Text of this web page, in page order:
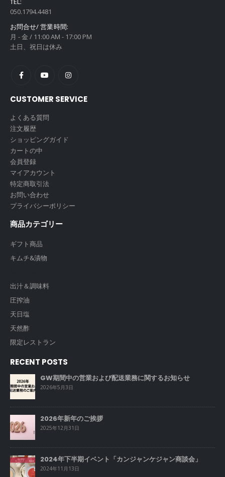
050.1794.4481
お問合せ/ 営業時間:
月 - 金 / 11:00 AM - 17:00 PM
土日、祝日は休み
CUSTOMER SERVICE
よくある質問
注文履歴
ショッピングガイド
カートの中
会員登録
マイアカウント
特定商取引法
お問い合わせ
プライバシーポリシー
商品カテゴリー
ギフト商品
キムチ&漬物
出汁＆調味料
圧搾油
天日塩
天然酢
限定レストラン
RECENT POSTS
GW期間中の営業および配送業務に関するお知らせ
2026年5月3日
2026年新年のご挨拶
2025年12月31日
2024年下半期イベント「カンジャンケジャン商談会」
2024年11月13日